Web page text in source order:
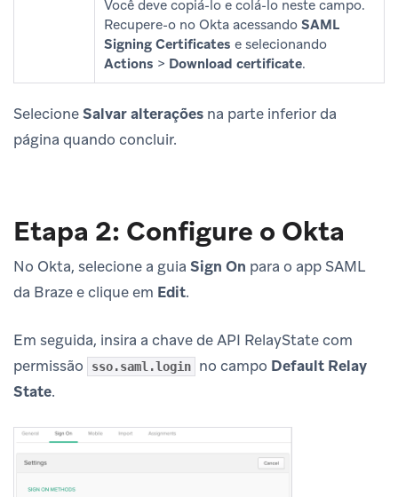
Você deve copiá-lo e colá-lo neste campo.
Recupere-o no Okta acessando SAML
Signing Certificates e selecionando
Actions > Download certificate.
SelecioneSalvar alterações na parte inferior da
página quando concluir.
Etapa 2: Configure o Okta
No Okta, selecione a guia Sign On para o app SAML
da Braze e clique em Edit.
Em seguida, insira a chave de API RelayState com
permissão
sso.saml.login no campo Default Relay
State.